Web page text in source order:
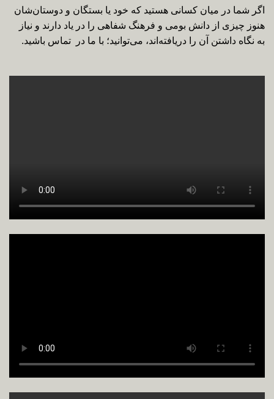
اگر شما در میان کسانی هستید که خود یا بستگان و دوستان‌شان
هنوز چیزی از دانش بومی و فرهنگ شفاهی را در یاد دارند و نیاز
به نگاه داشتن آن را دریافته­‌اند، می‌توانید؛ با ما در تماس باشید.